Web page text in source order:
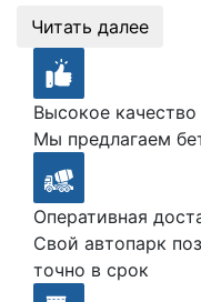
Читать далее
Высокое
Мы предлагаем
Оперативная
Свой автопарк
точно в срок